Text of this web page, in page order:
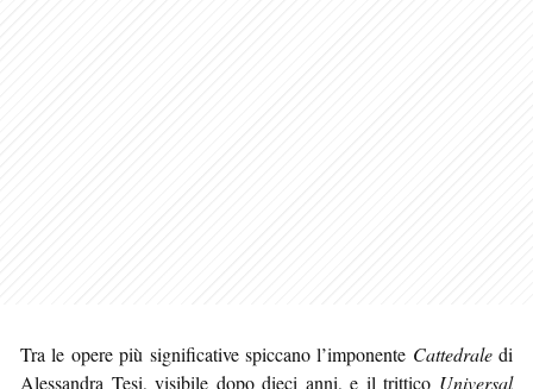
Tra le opere più significative spiccano l’imponente Cattedraledi
Alessandra Tesi, visibile dopo dieci anni, e il trittico Universal